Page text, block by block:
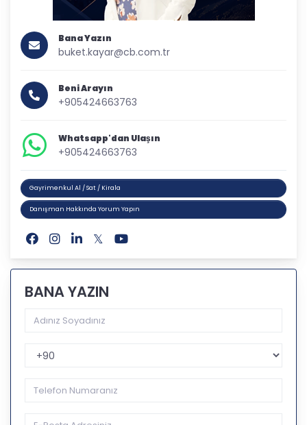
Bana Yazın
buket.kayar@cb.com.tr
Beni Arayın
+905424663763
Whatsapp'dan Ulaşın
+905424663763
Gayrimenkul Al / Sat / Kirala
Danışman Hakkında Yorum Yapın
BANA YAZIN
Telefon Kodu